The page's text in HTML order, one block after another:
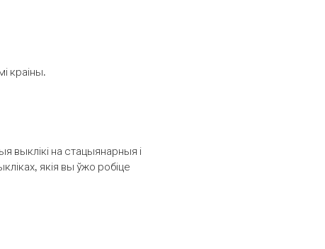
краіны.
выклікі на стацыянарныя і
якія вы ўжо робіце